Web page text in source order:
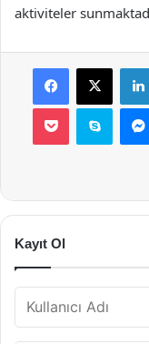
aktiviteler
Facebook
X
Pocket Skype
Kayıt Ol